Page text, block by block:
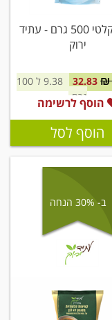
מלח קלטי 500 גרם - עתיד
ירוק
32.83
9.38 ל 100
גרם
הוסף לרשימה
הוסף לסל
ב- 30% הנחה